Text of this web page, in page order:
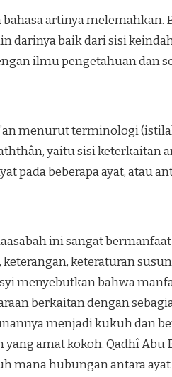
darinya baik dari sisi
ilmu pengetahuan dan
menurut terminologi
yaitu sisi keterkaitan
pada beberapa ayat, atau
ini sangat
keterangan, keteraturan
menyebutkan bahwa
berkaitan dengan
menjadi kukuh dan
yang amat kokoh. Qadhî Abu
mana hubungan antara